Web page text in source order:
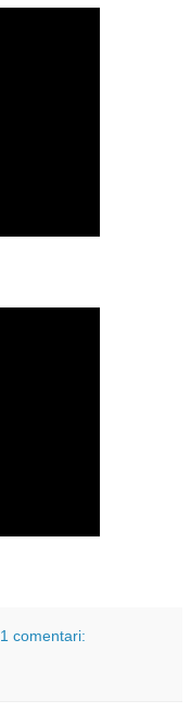
1 comentari: